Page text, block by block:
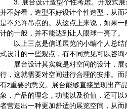
并不好看，造型不好设计个性造型，从
是不允许吊点的。从这点上来说，如果
计的一般，并不能达到让人眼球一亮了。
以上三点是信通展览的小编个人总结
式设计的一些观点，有不同意见可以咨询
展台设计其实就是对空间的设计，展
行，这就需要对空间进行合理的安排。
有z重要的意义。展台能够直接呈现出产
象，产品的理念，功能以及价值，还可
者营造出一种更加舒适的展览空间，从